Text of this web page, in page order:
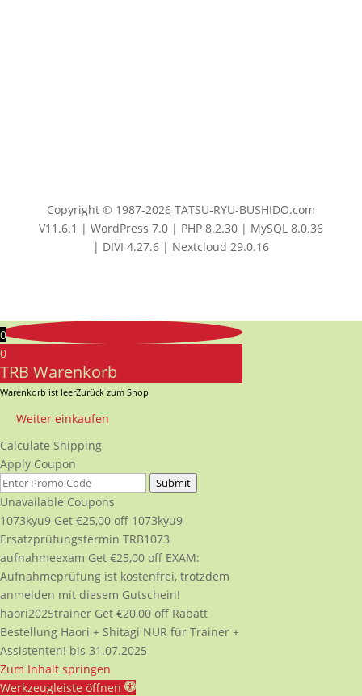
Copyright © 1987-2026 TATSU-RYU-BUSHIDO.com
V11.6.1 | WordPress 7.0 | PHP 8.2.30 | MySQL 8.0.36
| DIVI 4.27.6 | Nextcloud 29.0.16
0
0
TRB Warenkorb
Warenkorb ist leerZurück zum Shop
Weiter einkaufen
Calculate Shipping
Apply Coupon
Submit
Unavailable Coupons
1073kyu9 Get €25,00 off 1073kyu9
Ersatzprüfungstermin TRB1073
aufnahmeexam Get €25,00 off EXAM:
Aufnahmeprüfung ist kostenfrei, trotzdem
anmelden mit diesem Gutschein!
haori2025trainer Get €20,00 off Rabatt
Bestellung Haori + Shitagi NUR für Trainer +
Assistenten! bis 31.07.2025
Zum Inhalt springen
Werkzeugleiste öffnen